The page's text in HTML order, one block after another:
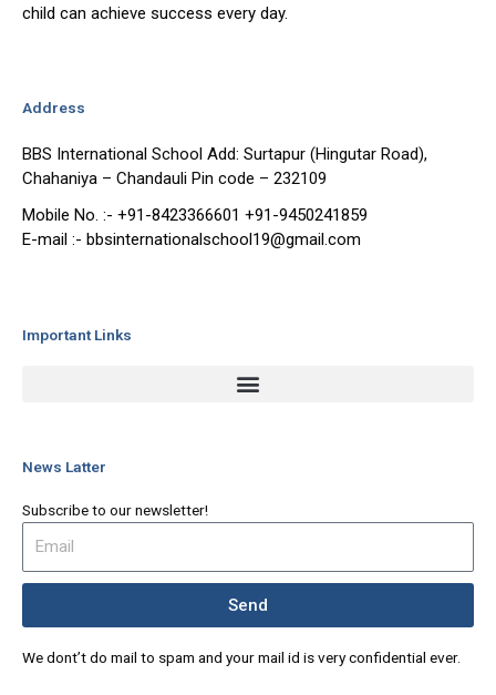
child can achieve success every day.
Address
BBS International School Add: Surtapur (Hingutar Road),
Chahaniya – Chandauli Pin code – 232109
Mobile No. :- +91-8423366601 +91-9450241859
E-mail :- bbsinternationalschool19@gmail.com
Important Links
News Latter
Subscribe to our newsletter!
Send
We dont’t do mail to spam and your mail id is very confidential ever.